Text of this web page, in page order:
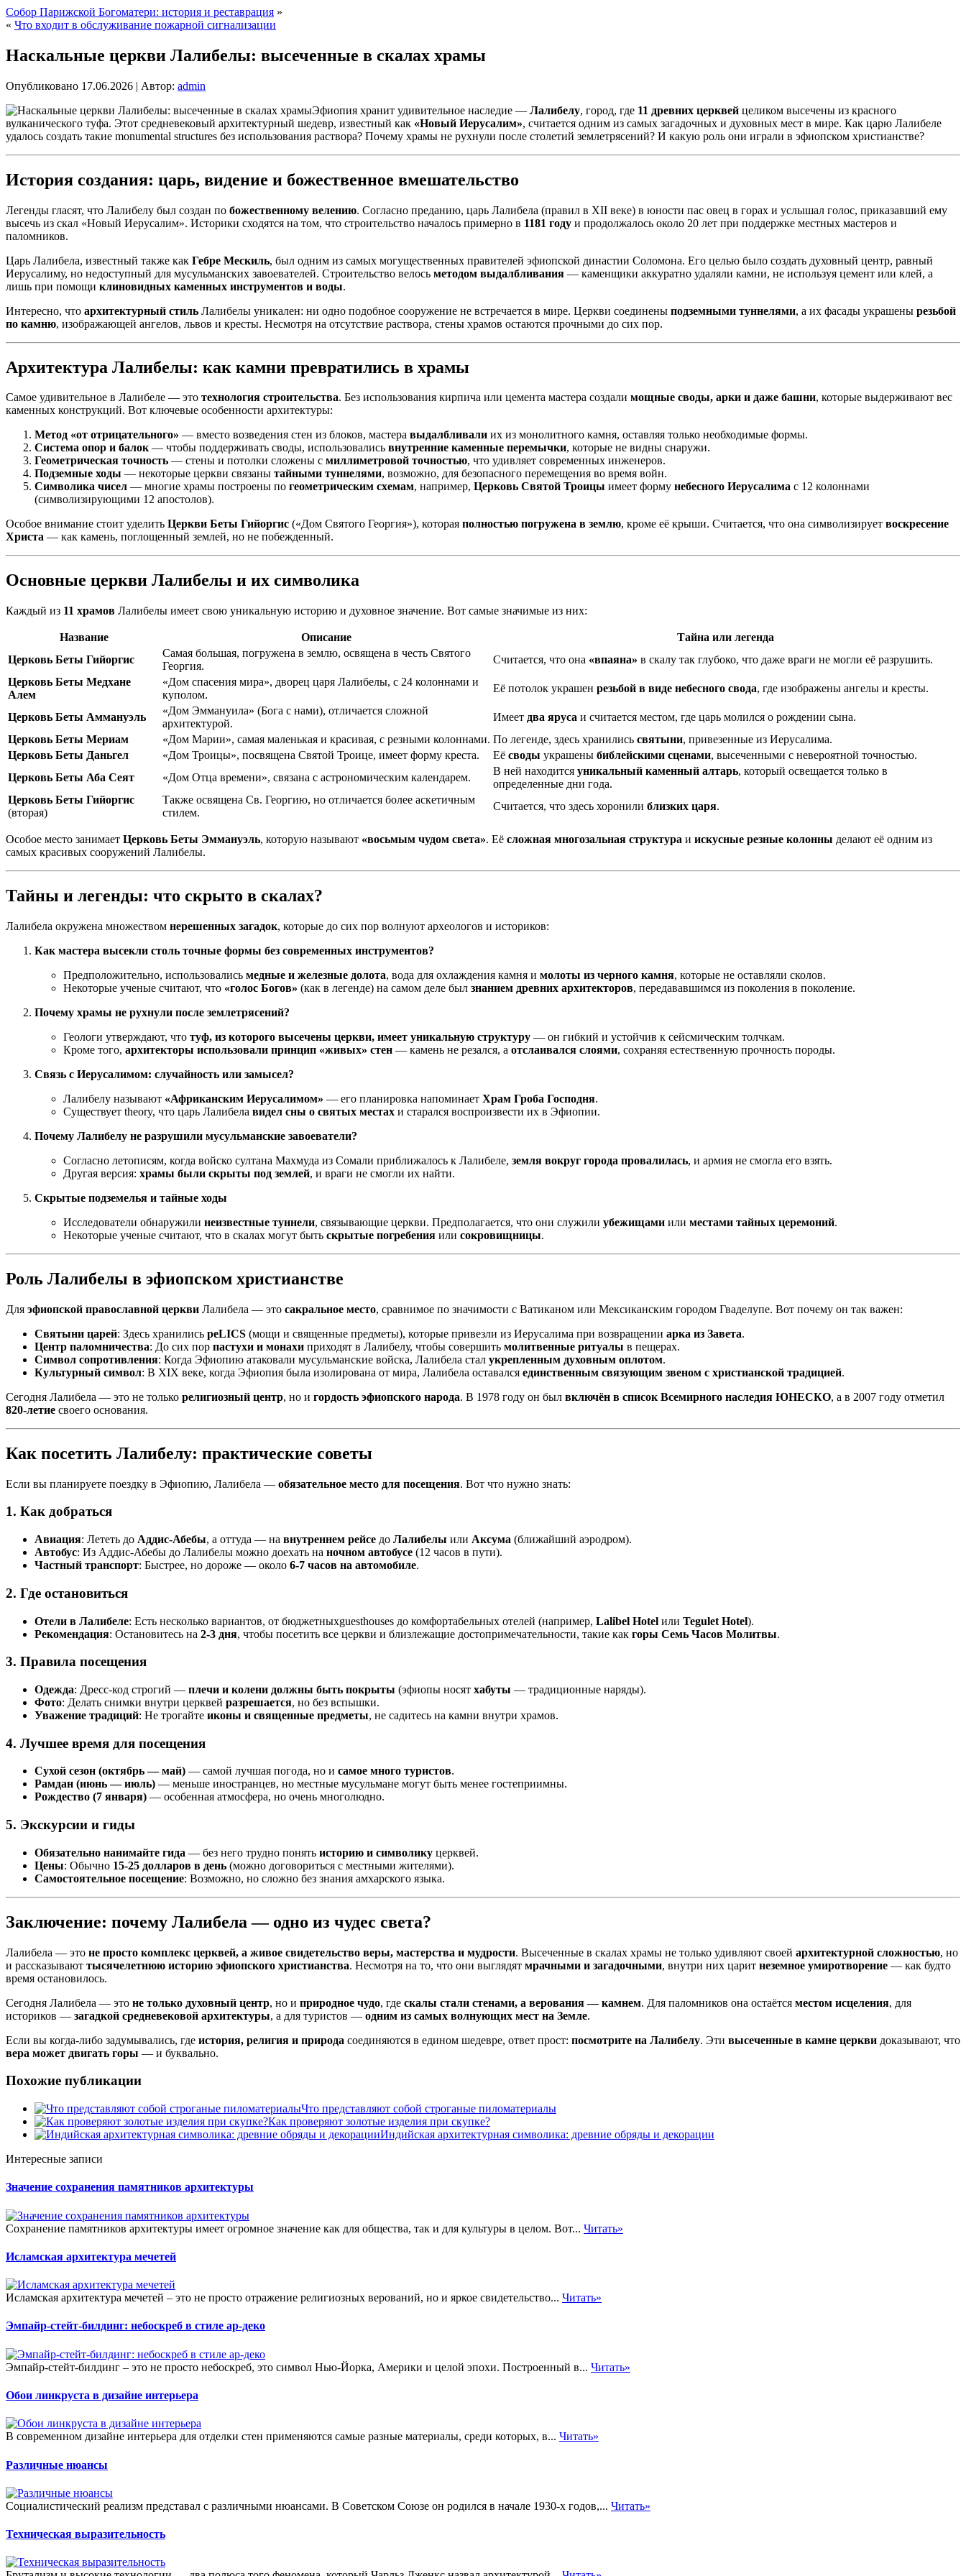
Собор Парижской Богоматери: история и реставрация »
« Что входит в обслуживание пожарной сигнализации
Наскальные церкви Лалибелы: высеченные в скалах храмы
Опубликовано 17.06.2026 | Автор: admin
Эфиопия хранит удивительное наследие — Лалибелу, город, где 11 древних церквей целиком высечены из красного
вулканического туфа. Этот средневековый архитектурный шедевр, известный как «Новый Иерусалим», считается одним из самых загадочных и духовных мест в мире. Как царю Лалибеле
удалось создать такие monumental structures без использования раствора? Почему храмы не рухнули после столетий землетрясений? И какую роль они играли в эфиопском христианстве?
История создания: царь, видение и божественное вмешательство
Легенды гласят, что Лалибелу был создан по божественному велению. Согласно преданию, царь Лалибела (правил в XII веке) в юности пас овец в горах и услышал голос, приказавший ему
высечь из скал «Новый Иерусалим». Историки сходятся на том, что строительство началось примерно в 1181 году и продолжалось около 20 лет при поддержке местных мастеров и
паломников.
Царь Лалибела, известный также как Гебре Мескиль, был одним из самых могущественных правителей эфиопской династии Соломона. Его целью было создать духовный центр, равный
Иерусалиму, но недоступный для мусульманских завоевателей. Строительство велось методом выдалбливания — каменщики аккуратно удаляли камни, не используя цемент или клей, а
лишь при помощи клиновидных каменных инструментов и воды.
Интересно, что архитектурный стиль Лалибелы уникален: ни одно подобное сооружение не встречается в мире. Церкви соединены подземными туннелями, а их фасады украшены резьбой
по камню, изображающей ангелов, львов и кресты. Несмотря на отсутствие раствора, стены храмов остаются прочными до сих пор.
Архитектура Лалибелы: как камни превратились в храмы
Самое удивительное в Лалибеле — это технология строительства. Без использования кирпича или цемента мастера создали мощные своды, арки и даже башни, которые выдерживают вес
каменных конструкций. Вот ключевые особенности архитектуры:
Метод «от отрицательного» — вместо возведения стен из блоков, мастера выдалбливали их из монолитного камня, оставляя только необходимые формы.
Система опор и балок— чтобы поддерживать своды, использовались внутренние каменные перемычки, которые не видны снаружи.
Геометрическая точность — стены и потолки сложены с миллиметровой точностью, что удивляет современных инженеров.
Подземные ходы — некоторые церкви связаны тайными туннелями, возможно, для безопасного перемещения во время войн.
Символика чисел — многие храмы построены по геометрическим схемам, например, Церковь Святой Троицы имеет форму небесного Иерусалима с 12 колоннами
(символизирующими 12 апостолов).
Особое внимание стоит уделить Церкви Беты Гийоргис («Дом Святого Георгия»), которая полностью погружена в землю, кроме её крыши. Считается, что она символизирует воскресение
Христа — как камень, поглощенный землей, но не побежденный.
Основные церкви Лалибелы и их символика
Каждый из 11 храмов Лалибелы имеет свою уникальную историю и духовное значение. Вот самые значимые из них:
Название Описание
Тайна или легенда
Церковь Беты Гийоргис
Самая большая, погружена в землю, освящена в честь Святого
Георгия.
Считается, что она «впаяна» в скалу так глубоко, что даже враги не могли её разрушить.
Церковь Беты Медхане
Алем
«Дом спасения мира», дворец царя Лалибелы, с 24 колоннами и
куполом.
Её потолок украшен резьбой в виде небесного свода, где изображены ангелы и кресты.
Церковь Беты Аммануэль
«Дом Эммануила» (Бога с нами), отличается сложной
архитектурой.
Имеет два яруса и считается местом, где царь молился о рождении сына.
Церковь Беты Мериам
«Дом Марии», самая маленькая и красивая, с резными колоннами. По легенде, здесь хранились святыни, привезенные из Иерусалима.
Церковь Беты Даньгел
«Дом Троицы», посвящена Святой Троице, имеет форму креста. Её своды украшены библейскими сценами, высеченными с невероятной точностью.
Церковь Беты Аба Сеят
«Дом Отца времени», связана с астрономическим календарем.
В ней находится уникальный каменный алтарь, который освещается только в
определенные дни года.
Церковь Беты Гийоргис
(вторая)
Также освящена Св. Георгию, но отличается более аскетичным
стилем.
Считается, что здесь хоронили близких царя.
Особое место занимает Церковь Беты Эммануэль, которую называют «восьмым чудом света». Её сложная многозальная структура и искусные резные колонны делают её одним из
самых красивых сооружений Лалибелы.
Тайны и легенды: что скрыто в скалах?
Лалибела окружена множеством нерешенных загадок, которые до сих пор волнуют археологов и историков:
Как мастера высекли столь точные формы без современных инструментов?
Предположительно, использовались медные и железные долота, вода для охлаждения камня и молоты из черного камня, которые не оставляли сколов.
Некоторые ученые считают, что «голос Богов» (как в легенде) на самом деле был знанием древних архитекторов, передававшимся из поколения в поколение.
Почему храмы не рухнули после землетрясений?
Геологи утверждают, что туф, из которого высечены церкви, имеет уникальную структуру — он гибкий и устойчив к сейсмическим толчкам.
Кроме того, архитекторы использовали принцип «живых» стен — камень не резался, а отслаивался слоями, сохраняя естественную прочность породы.
Связь с Иерусалимом: случайность или замысел?
Лалибелу называют «Африканским Иерусалимом» — его планировка напоминает Храм Гроба Господня.
Существует theory, что царь Лалибела видел сны о святых местах и старался воспроизвести их в Эфиопии.
Почему Лалибелу не разрушили мусульманские завоеватели?
Согласно летописям, когда войско султана Махмуда из Сомали приближалось к Лалибеле, земля вокруг города провалилась, и армия не смогла его взять.
Другая версия: храмы были скрыты под землей, и враги не смогли их найти.
Скрытые подземелья и тайные ходы
Исследователи обнаружили неизвестные туннели, связывающие церкви. Предполагается, что они служили убежищами или местами тайных церемоний.
Некоторые ученые считают, что в скалах могут быть скрытые погребения или сокровищницы.
Роль Лалибелы в эфиопском христианстве
Для эфиопской православной церкви Лалибела — это сакральное место, сравнимое по значимости с Ватиканом или Мексиканским городом Гваделупе. Вот почему он так важен:
Святыни царей: Здесь хранились реLICS (мощи и священные предметы), которые привезли из Иерусалима при возвращении арка из Завета.
Центр паломничества: До сих пор пастухи и монахи приходят в Лалибелу, чтобы совершить молитвенные ритуалы в пещерах.
Символ сопротивления: Когда Эфиопию атаковали мусульманские войска, Лалибела стал укрепленным духовным оплотом.
Культурный символ: В XIX веке, когда Эфиопия была изолирована от мира, Лалибела оставался единственным связующим звеном с христианской традицией.
Сегодня Лалибела — это не только религиозный центр, но и гордость эфиопского народа. В 1978 году он был включён в список Всемирного наследия ЮНЕСКО, а в 2007 году отметил
820-летие своего основания.
Как посетить Лалибелу: практические советы
Если вы планируете поездку в Эфиопию, Лалибела — обязательное место для посещения. Вот что нужно знать:
1. Как добраться
Авиация: Лететь до Аддис-Абебы, а оттуда — на внутреннем рейсе до Лалибелы или Аксума (ближайший аэродром).
Автобус: Из Аддис-Абебы до Лалибелы можно доехать на ночном автобусе (12 часов в пути).
Частный транспорт: Быстрее, но дороже — около 6-7 часов на автомобиле.
2. Где остановиться
Отели в Лалибеле: Есть несколько вариантов, от бюджетныхguesthouses до комфортабельных отелей (например, Lalibel Hotel или Tegulet Hotel).
Рекомендация: Остановитесь на 2-3 дня, чтобы посетить все церкви и близлежащие достопримечательности, такие как горы Семь Часов Молитвы.
3. Правила посещения
Одежда: Дресс-код строгий — плечи и колени должны быть покрыты (эфиопы носят хабуты — традиционные наряды).
Фото: Делать снимки внутри церквей разрешается, но без вспышки.
Уважение традиций: Не трогайте иконы и священные предметы, не садитесь на камни внутри храмов.
4. Лучшее время для посещения
Сухой сезон (октябрь — май) — самой лучшая погода, но и самое много туристов.
Рамдан (июнь — июль) — меньше иностранцев, но местные мусульмане могут быть менее гостеприимны.
Рождество (7 января) — особенная атмосфера, но очень многолюдно.
5. Экскурсии и гиды
Обязательно нанимайте гида — без него трудно понять историю и символику церквей.
Цены: Обычно 15-25 долларов в день (можно договориться с местными жителями).
Самостоятельное посещение: Возможно, но сложно без знания амхарского языка.
Заключение: почему Лалибела — одно из чудес света?
Лалибела — это не просто комплекс церквей, а живое свидетельство веры, мастерства и мудрости. Высеченные в скалах храмы не только удивляют своей архитектурной сложностью, но
и рассказывают тысячелетнюю историю эфиопского христианства. Несмотря на то, что они выглядят мрачными и загадочными, внутри них царит неземное умиротворение — как будто
время остановилось.
Сегодня Лалибела — это не только духовный центр, но и природное чудо, где скалы стали стенами, а верования — камнем. Для паломников она остаётся местом исцеления, для
историков — загадкой средневековой архитектуры, а для туристов — одним из самых волнующих мест на Земле.
Если вы когда-либо задумывались, где история, религия и природа соединяются в едином шедевре, ответ прост: посмотрите на Лалибелу. Эти высеченные в камне церкви доказывают, что
вера может двигать горы — и буквально.
Похожие публикации
Что представляют собой строганые пиломатериалы
Как проверяют золотые изделия при скупке?
Индийская архитектурная символика: древние обряды и декорации
Интересные записи
Значение сохранения памятников архитектуры
Сохранение памятников архитектуры имеет огромное значение как для общества, так и для культуры в целом. Вот... Читать»
Исламская архитектура мечетей
Исламская архитектура мечетей – это не просто отражение религиозных верований, но и яркое свидетельство... Читать»
Эмпайр-стейт-билдинг: небоскреб в стиле ар-деко
Эмпайр-стейт-билдинг – это не просто небоскреб, это символ Нью-Йорка, Америки и целой эпохи. Построенный в... Читать»
Обои линкруста в дизайне интерьера
В современном дизайне интерьера для отделки стен применяются самые разные материалы, среди которых, в... Читать»
Различные нюансы
Социалистический реализм представал с различными нюансами. В Советском Союзе он родился в начале 1930-х годов,... Читать»
Техническая выразительность